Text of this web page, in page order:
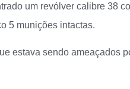
um revólver calibre 38
5 munições intactas.
estava sendo ameaçados